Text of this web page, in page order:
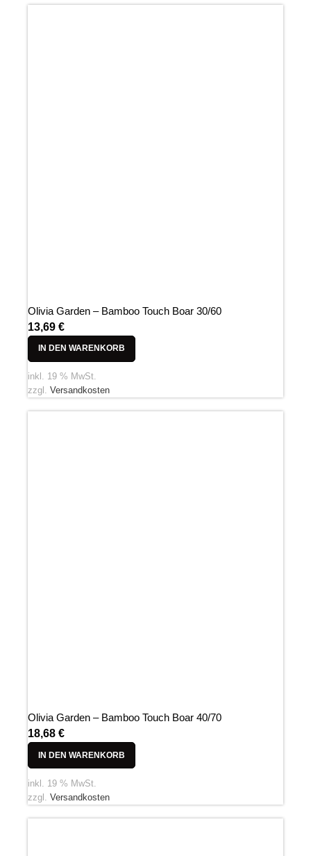
Olivia Garden – Bamboo Touch Boar 30/60
13,69 €
IN DEN WARENKORB
inkl. 19 % MwSt.
zzgl. Versandkosten
Olivia Garden – Bamboo Touch Boar 40/70
18,68 €
IN DEN WARENKORB
inkl. 19 % MwSt.
zzgl. Versandkosten